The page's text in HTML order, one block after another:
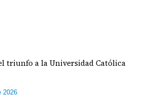
a la Universidad Católica
2026